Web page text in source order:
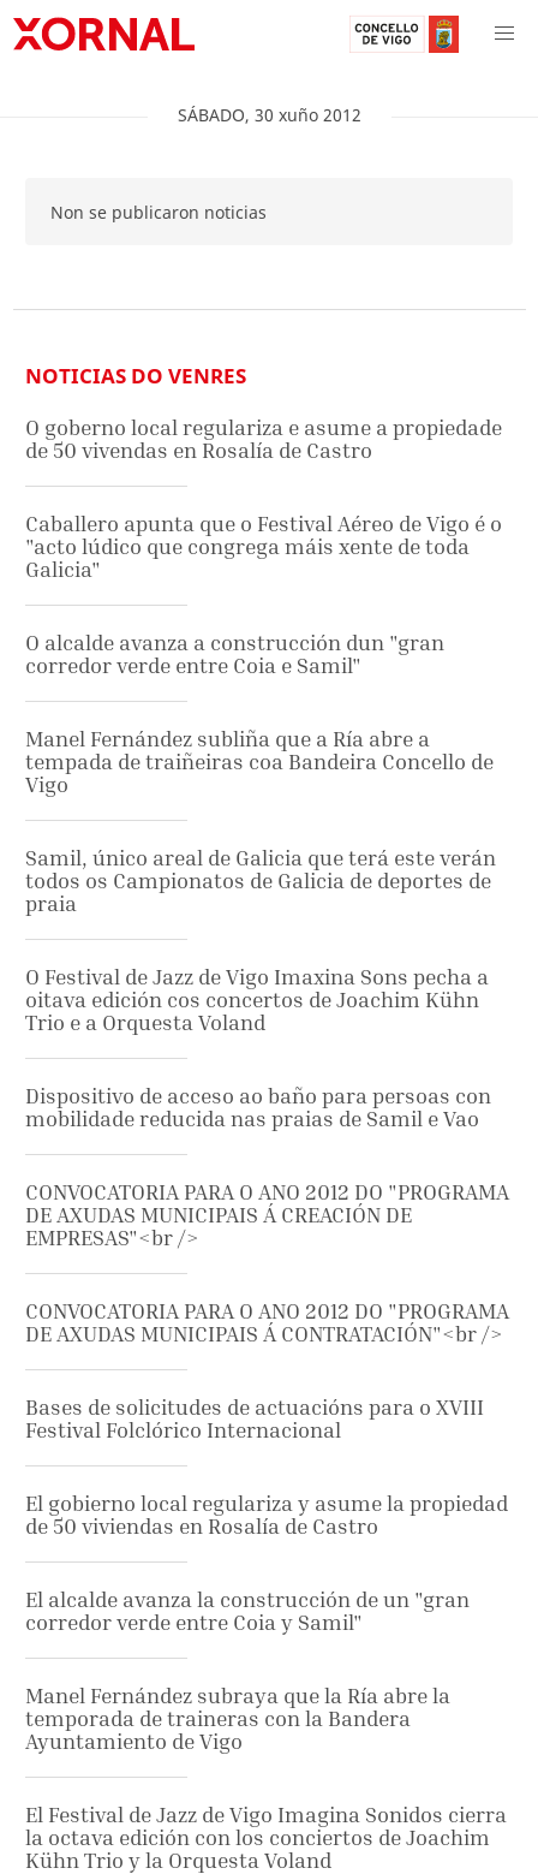
SÁBADO, 30 xuño 2012
Non se publicaron noticias
NOTICIAS DO VENRES
O goberno local regulariza e asume a propiedade
de 50 vivendas en Rosalía de Castro
Caballero apunta que o Festival Aéreo de Vigo é o
"acto lúdico que congrega máis xente de toda
Galicia"
O alcalde avanza a construcción dun "gran
corredor verde entre Coia e Samil"
Manel Fernández subliña que a Ría abre a
tempada de traiñeiras coa Bandeira Concello de
Vigo
Samil, único areal de Galicia que terá este verán
todos os Campionatos de Galicia de deportes de
praia
O Festival de Jazz de Vigo Imaxina Sons pecha a
oitava edición cos concertos de Joachim Kühn
Trio e a Orquesta Voland
Dispositivo de acceso ao baño para persoas con
mobilidade reducida nas praias de Samil e Vao
CONVOCATORIA PARA O ANO 2012 DO "PROGRAMA
DE AXUDAS MUNICIPAIS Á CREACIÓN DE
EMPRESAS"<br />
CONVOCATORIA PARA O ANO 2012 DO "PROGRAMA
DE AXUDAS MUNICIPAIS Á CONTRATACIÓN"<br />
Bases de solicitudes de actuacións para o XVIII
Festival Folclórico Internacional
El gobierno local regulariza y asume la propiedad
de 50 viviendas en Rosalía de Castro
El alcalde avanza la construcción de un "gran
corredor verde entre Coia y Samil"
Manel Fernández subraya que la Ría abre la
temporada de traineras con la Bandera
Ayuntamiento de Vigo
El Festival de Jazz de Vigo Imagina Sonidos cierra
la octava edición con los conciertos de Joachim
Kühn Trio y la Orquesta Voland